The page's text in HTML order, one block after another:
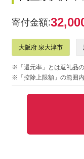
寄付金額:
大阪府 泉大津市
※「還元率」とは返礼品
※「控除上限額」の範囲